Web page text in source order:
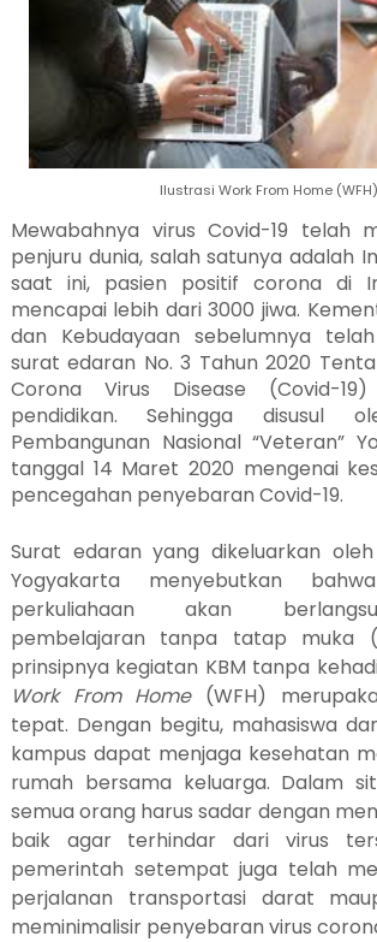
Ilustrasi Work From Home (WFH)
Mewabahnya virus Covid-19 telah
penjuru dunia, salah satunya adalah
saat ini, pasien positif corona di
mencapai lebih dari 3000 jiwa.
dan Kebudayaan sebelumnya
surat edaran No. 3 Tahun 2020
Corona Virus Disease (Covid-
pendidikan. Sehingga disusul
Pembangunan Nasional “Veteran”
tanggal 14 Maret 2020 mengenai
pencegahan penyebaran Covid-19.
Surat edaran yang dikeluarkan oleh
Yogyakarta menyebutkan
perkuliahaan akan
pembelajaran tanpa tatap muka
prinsipnya kegiatan KBM tanpa
Work From Home(WFH)
tepat. Dengan begitu, mahasiswa
kampus dapat menjaga kesehatan
rumah bersama keluarga. Dalam
semua orang harus sadar dengan
baik agar terhindar dari virus
pemerintah setempat juga telah
perjalanan transportasi darat
meminimalisir penyebaran virus